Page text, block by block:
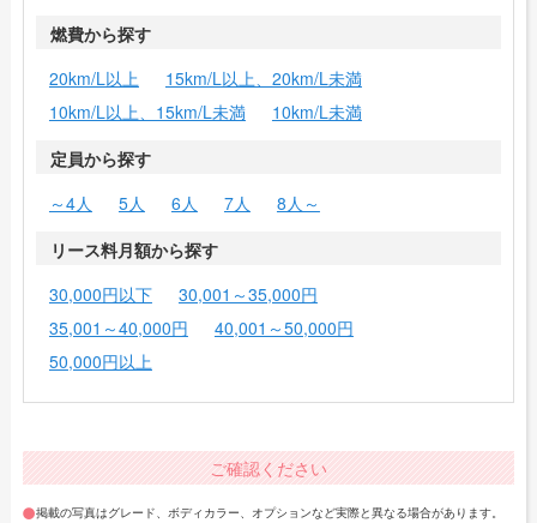
燃費から探す
20km/L以上
15km/L以上、20km/L未満
10km/L以上、15km/L未満
10km/L未満
定員から探す
～4人
5人 6人 7人
8人～
リース料月額から探す
30,000円以下
30,001～35,000円
35,001～40,000円
40,001～50,000円
50,000円以上
ご確認ください
掲載の写真はグレード、ボディカラー、オプションなど実際と異なる場合があります。